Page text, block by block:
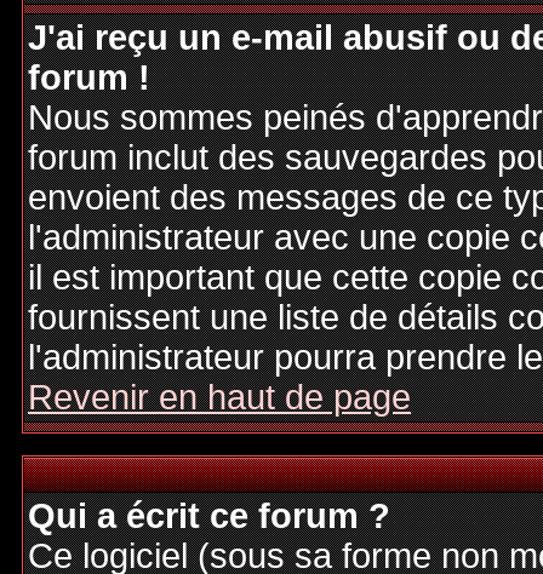
J'ai reçu un e-mail abusif ou
forum !
Nous sommes peinés
forum inclut des sauvegardes
envoient des messages de ce
l'administrateur avec une copie
il est important que cette copie
fournissent une liste de détails
l'administrateur pourra prendre
Revenir en haut de page
Qui a écrit ce forum ?
Ce logiciel (sous sa forme non